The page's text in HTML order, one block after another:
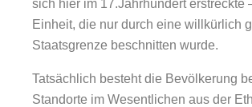
sich hier im 17.Jahrhundert erstreckte
Einheit, die nur durch eine willkürlich
Staatsgrenze beschnitten wurde.
Tatsächlich besteht die Bevölkerung
Standorte im Wesentlichen aus der